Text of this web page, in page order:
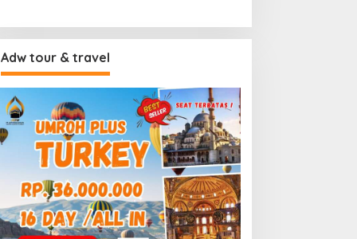
Adw tour & travel